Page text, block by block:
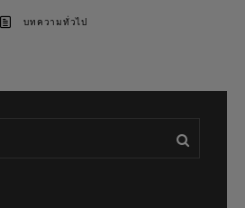
บทความทั่วไป